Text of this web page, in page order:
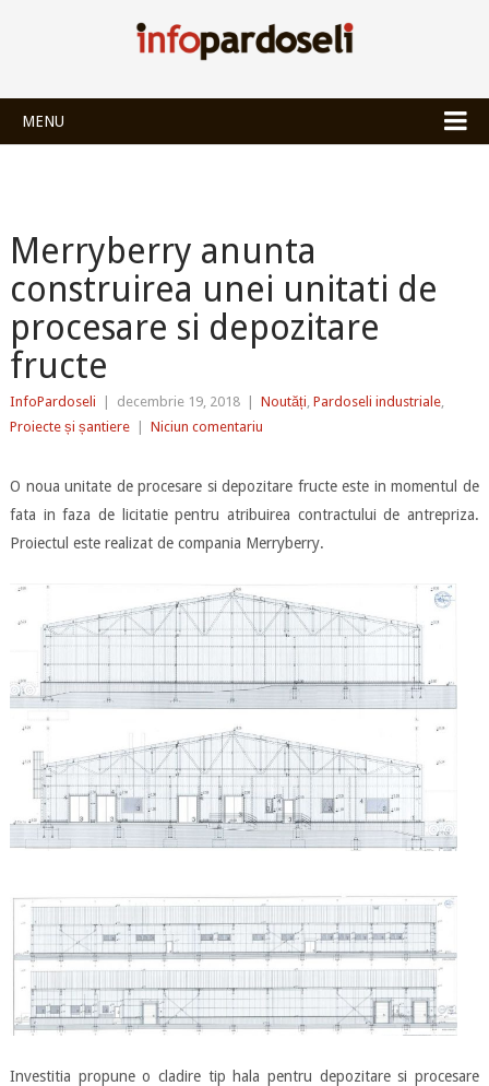
MENU
Merryberry anunta
construirea unei unitati de
procesare si depozitare
fructe
InfoPardoseli decembrie 19, 2018 Noutăți, Pardoseli industriale,
Proiecte și șantiere
Niciun comentariu
O noua unitate de procesare si depozitare fructe este in momentul de
fata in faza de licitatie pentru atribuirea contractului de antrepriza.
Proiectul este realizat de compania Merryberry.
Investitia propune o cladire tip hala pentru depozitare si procesare